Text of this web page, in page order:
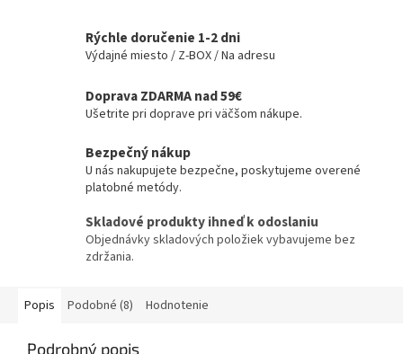
Rýchle doručenie 1-2 dni
Výdajné miesto / Z-BOX / Na adresu
Doprava ZDARMA nad 59€
Ušetrite pri doprave pri väčšom nákupe.
Bezpečný nákup
U nás nakupujete bezpečne, poskytujeme overené
platobné metódy.
Skladové produkty ihneď k odoslaniu
Objednávky skladových položiek vybavujeme bez
zdržania.
Popis Podobné (8) Hodnotenie
Podrobný popis